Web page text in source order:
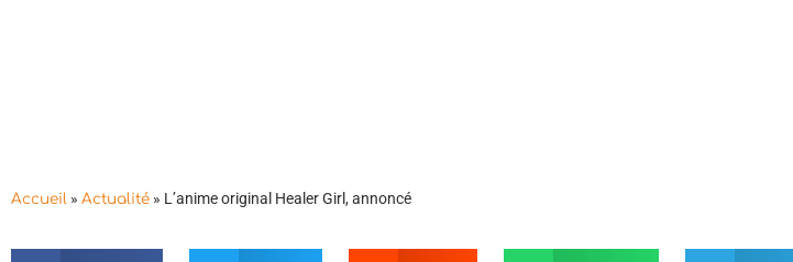
Accueil » Actualité » L’anime original Healer Girl, annoncé